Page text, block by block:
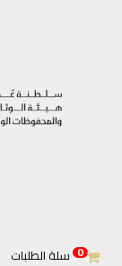
0 سلة الطلبات